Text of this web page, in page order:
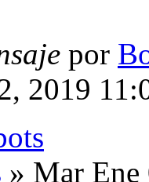
por
2019
» Mar